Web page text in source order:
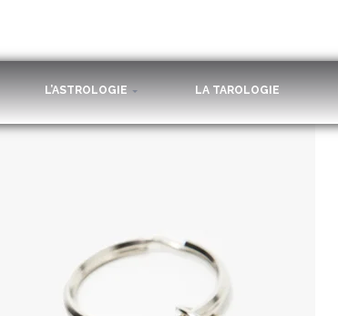
L’ASTROLOGIE LA TAROLOGIE